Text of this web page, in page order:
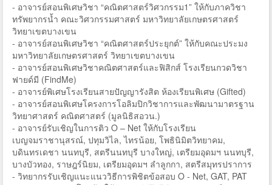
- อาจารย์สอนพิเศษวิชา “คณิตศาสตร์วิศวกรรม1” ให้กับภาควิชา
ทรัพยากรน้ำ คณะวิศวกรรมศาสตร์ มหาวิทยาลัยเกษตรศาสตร์
วิทยาเขตบางเขน
- อาจารย์สอนพิเศษวิชา “คณิตศาสตร์ประยุกต์” ให้กับคณะประมง
มหาวิทยาลัยเกษตรศาสตร์ วิทยาเขตบางเขน
- อาจารย์สอนพิเศษวิชาคณิตศาสตร์และฟิสิกส์ โรงเรียนกวดวิชา
ฟายด์มี (FindMe)
- อาจารย์พิเศษโรงเรียนสายปัญญารังสิต ห้องเรียนพิเศษ (Gifted)
- อาจารย์สอนพิเศษโครงการโอลิมปิกวิชาการและพัฒนามาตรฐาน
วิทยาศาสตร์ คณิตศาสตร์ (มูลนิธิสอวน.)
- อาจารย์รับเชิญในการติว O – Net ให้กับโรงเรียน
เบญจมราชานุสรณ์, ปทุมวิไล, ไทรน้อย, โพธินิมิตวิทยาคม,
บดินทรเดชา นนทบุรี, สตรีนนทบุรี บางใหญ่, เตรียมอุดมฯ นนทบุรี,
บางบัวทอง, ราษฎร์นิยม, เตรียมอุดมฯ ลำลูกกา, สตรีสมุทรปราการ
- วิทยากรรับเชิญแนะแนววิธีการพิชิตข้อสอบ O - Net, GAT, PAT